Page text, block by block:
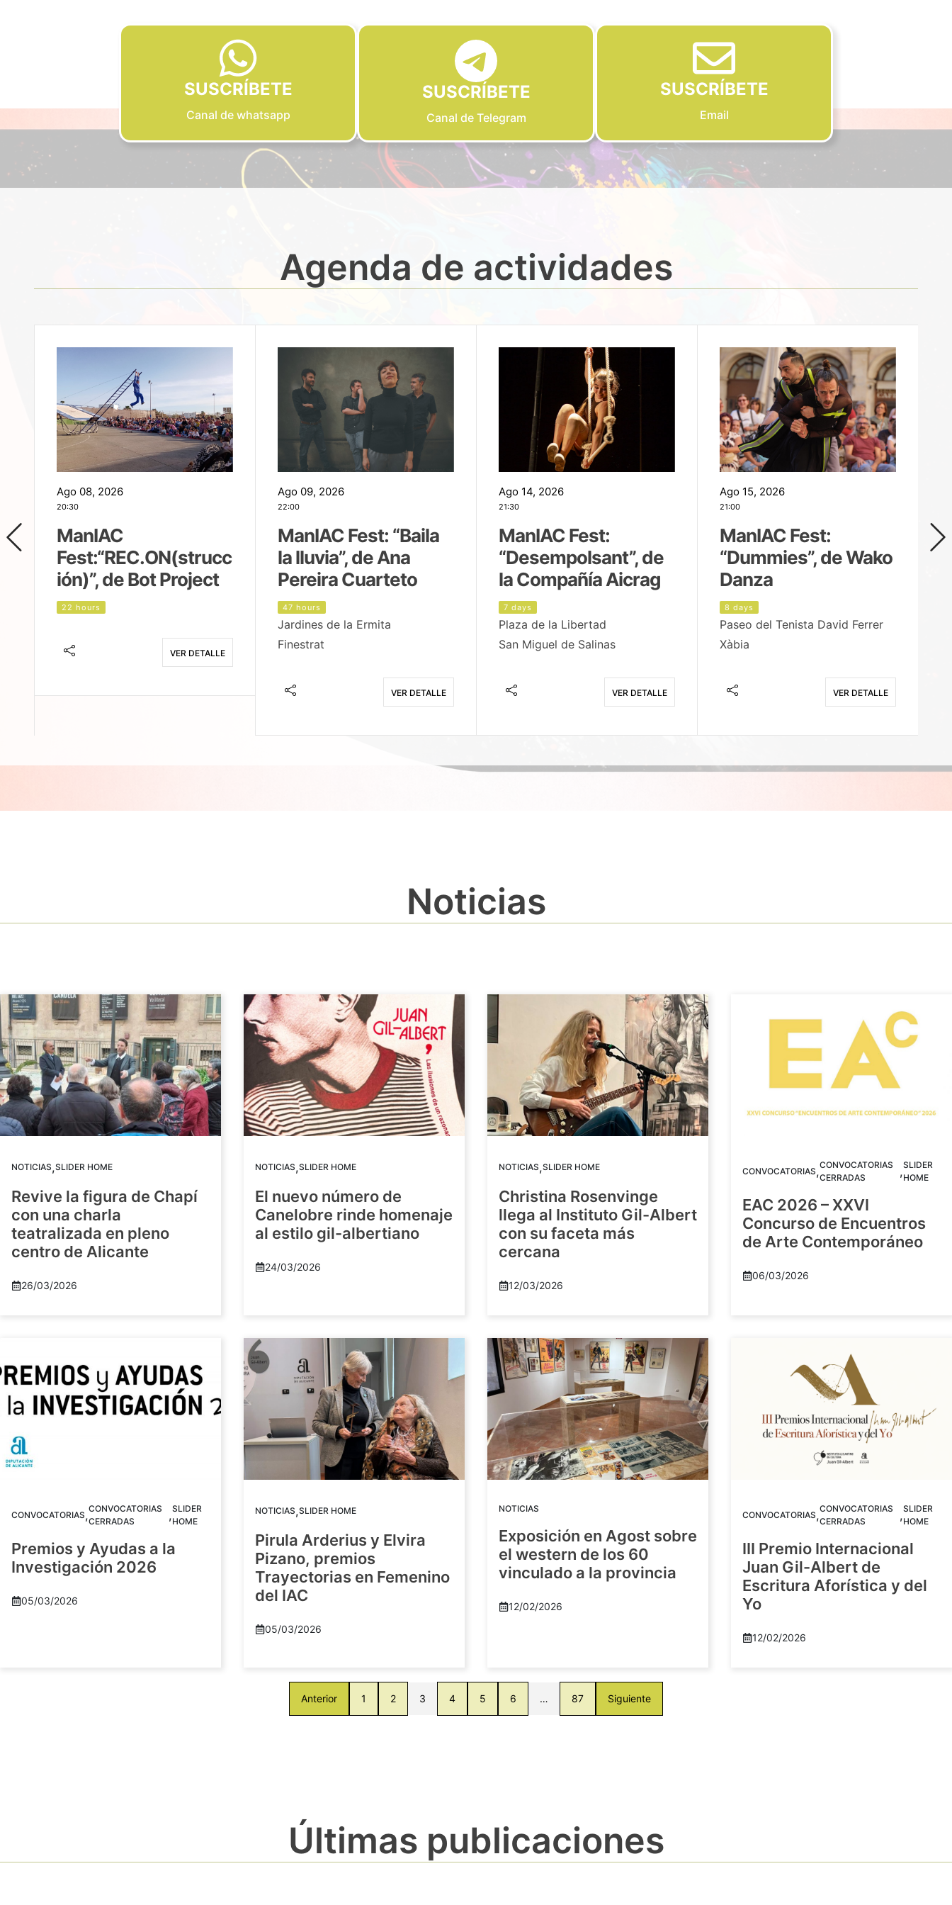
SUSCRÍBETE
Canal de whatsapp
SUSCRÍBETE
Canal de Telegram
SUSCRÍBETE
Email
Agenda de actividades
Ago 08, 2026
20:30
ManIAC
Fest:“REC.ON(strucc
ión)”, de Bot Project
22 hours
VER DETALLE
Ago 09, 2026
22:00
ManIAC Fest: “Baila
la lluvia”, de Ana
Pereira Cuarteto
47 hours
Jardines de la Ermita
Finestrat
VER DETALLE
Ago 14, 2026
21:30
ManIAC Fest:
“Desempolsant”, de
la Compañía Aicrag
7 days
Plaza de la Libertad
San Miguel de Salinas
VER DETALLE
Ago 15, 2026
21:00
ManIAC Fest:
“Dummies”, de Wako
Danza
8 days
Paseo del Tenista David Ferrer
Xàbia
VER DETALLE
Noticias
NOTICIAS,SLIDER HOME
Revive la figura de Chapí
con una charla
teatralizada en pleno
centro de Alicante
26/03/2026
NOTICIAS,SLIDER HOME
El nuevo número de
Canelobre rinde homenaje
al estilo gil-albertiano
24/03/2026
NOTICIAS,SLIDER HOME
Christina Rosenvinge
llega al Instituto Gil-Albert
con su faceta más
cercana
12/03/2026
CONVOCATORIAS,CONVOCATORIAS
CERRADAS
,SLIDER
HOME
EAC 2026 – XXVI
Concurso de Encuentros
de Arte Contemporáneo
06/03/2026
CONVOCATORIAS,CONVOCATORIAS
CERRADAS
,SLIDER
HOME
Premios y Ayudas a la
Investigación 2026
05/03/2026
NOTICIAS,SLIDER HOME
Pirula Arderius y Elvira
Pizano, premios
Trayectorias en Femenino
del IAC
05/03/2026
NOTICIAS
Exposición en Agost sobre
el western de los 60
vinculado a la provincia
12/02/2026
CONVOCATORIAS,CONVOCATORIAS
CERRADAS
,SLIDER
HOME
III Premio Internacional
Juan Gil-Albert de
Escritura Aforística y del
Yo
12/02/2026
Anterior 1 2 3 4 5 6 … 87 Siguiente
Últimas publicaciones